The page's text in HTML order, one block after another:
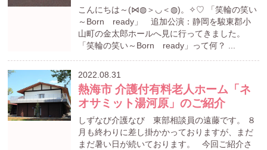
こんにちは～(⋈◍＞◡＜◍)。✧♡ 「笑輪の笑い
～Born ready」 追加公演：静岡を駿東郡小
山町の金太郎ホールへ見に行ってきました。
「笑輪の笑い～Born ready」って何？ ...
2022.08.31
熱海市 介護付有料老人ホーム「ネ
オサミット湯河原」のご紹介
しずなび介護なび 東部相談員の遠藤です。 ８
月も終わりに差し掛かかっておりますが、まだ
まだ暑い日が続いております。 今回ご紹介さ